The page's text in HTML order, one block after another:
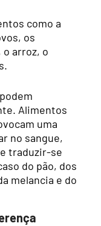
como a
os
arroz, o
Alimentos
uma
no sangue,
traduzir-se
do pão, dos
melancia e do